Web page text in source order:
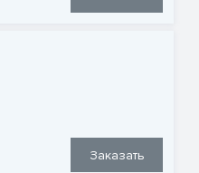
Заказать